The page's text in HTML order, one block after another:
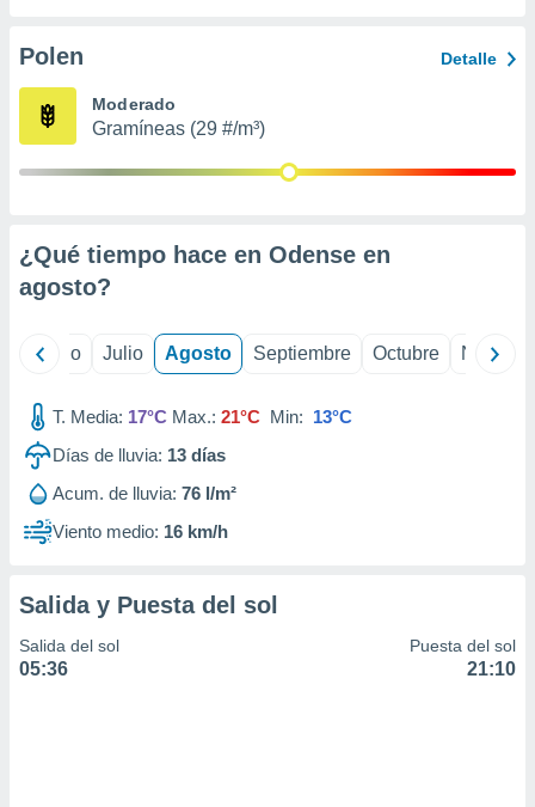
e
mediante
de
1199
Polen Detalle
Moderado
Gramíneas (29 #/m³)
¿Qué tiempo hace en Odense en
agosto?
Junio Julio Agosto Septiembre Octubre
T. Media: 17°C Max.: 21°C Min: 13°C
Días de lluvia: 13 días
Acum. de lluvia: 76 l/m²
Viento medio: 16 km/h
Salida y Puesta del sol
Salida del sol
05:36
Puesta del sol
21:10